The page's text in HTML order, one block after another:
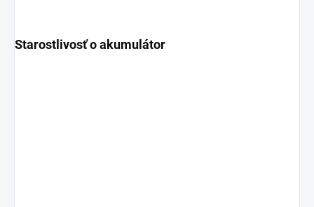
Starostlivosť o akumulátor